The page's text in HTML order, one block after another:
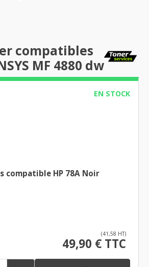
compatibles
MF 4880 dw
EN STOCK
compatible HP 78A Noir
(41,58 HT)
49,90 € TTC